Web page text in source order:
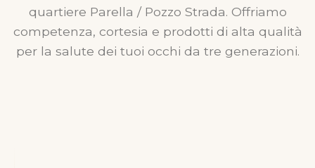
quartiere Parella / Pozzo Strada. Offriamo
competenza, cortesia e prodotti di alta qualità
per la salute dei tuoi occhi da tre generazioni.